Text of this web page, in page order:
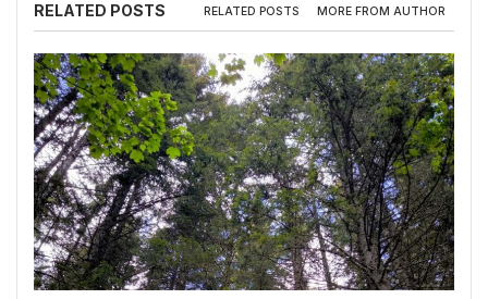
RELATED POSTS RELATED POSTS MORE FROM AUTHOR